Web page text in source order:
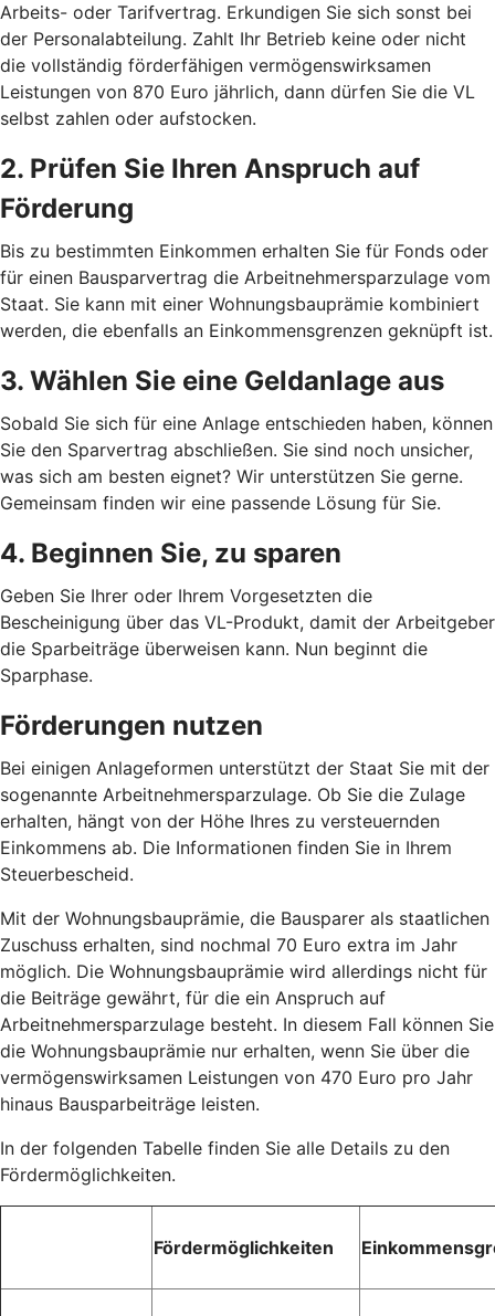
Arbeits- oder Tarifvertrag. Erkundigen Sie sich sonst bei
der Personalabteilung. Zahlt Ihr Betrieb keine oder nicht
die vollständig förderfähigen vermögenswirksamen
Leistungen von 870 Euro jährlich, dann dürfen Sie die VL
selbst zahlen oder aufstocken.
2. Prüfen Sie Ihren Anspruch auf
Förderung
Bis zu bestimmten Einkommen erhalten Sie für Fonds oder
für einen Bausparvertrag die Arbeitnehmersparzulage vom
Staat. Sie kann mit einer Wohnungsbauprämie kombiniert
werden, die ebenfalls an Einkommensgrenzen geknüpft ist.
3. Wählen Sie eine Geldanlage aus
Sobald Sie sich für eine Anlage entschieden haben, können
Sie den Sparvertrag abschließen. Sie sind noch unsicher,
was sich am besten eignet? Wir unterstützen Sie gerne.
Gemeinsam finden wir eine passende Lösung für Sie.
4. Beginnen Sie, zu sparen
Geben Sie Ihrer oder Ihrem Vorgesetzten die
Bescheinigung über das VL-Produkt, damit der Arbeitgeber
die Sparbeiträge überweisen kann. Nun beginnt die
Sparphase.
Förderungen nutzen
Bei einigen Anlageformen unterstützt der Staat Sie mit der
sogenannte Arbeitnehmersparzulage. Ob Sie die Zulage
erhalten, hängt von der Höhe Ihres zu versteuernden
Einkommens ab. Die Informationen finden Sie in Ihrem
Steuerbescheid.
Mit der Wohnungsbauprämie, die Bausparer als staatlichen
Zuschuss erhalten, sind nochmal 70 Euro extra im Jahr
möglich. Die Wohnungsbauprämie wird allerdings nicht für
die Beiträge gewährt, für die ein Anspruch auf
Arbeitnehmersparzulage besteht. In diesem Fall können Sie
die Wohnungsbauprämie nur erhalten, wenn Sie über die
vermögenswirksamen Leistungen von 470 Euro pro Jahr
hinaus Bausparbeiträge leisten.
In der folgenden Tabelle finden Sie alle Details zu den
Fördermöglichkeiten.
Fördermöglichkeiten